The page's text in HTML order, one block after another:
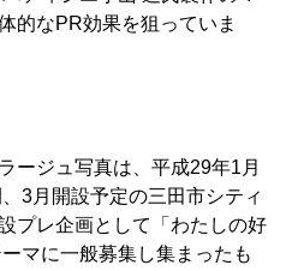
的なPR効果を狙っていま
ージュ写真は、平成29年1月
3月開設予定の三田市シティ
プレ企画として「わたしの好
マに一般募集し集まったも